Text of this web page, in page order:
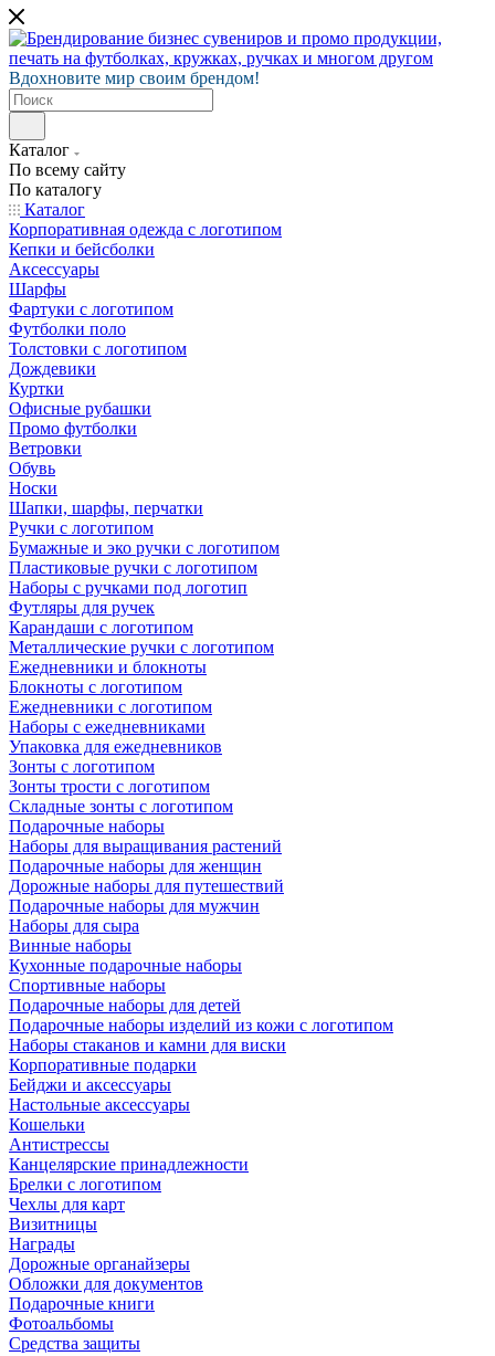
Вдохновите мир своим брендом!
Каталог
По всему сайту
По каталогу
Каталог
Корпоративная одежда с логотипом
Кепки и бейсболки
Аксессуары
Шарфы
Фартуки с логотипом
Футболки поло
Толстовки с логотипом
Дождевики
Куртки
Офисные рубашки
Промо футболки
Ветровки
Обувь
Носки
Шапки, шарфы, перчатки
Ручки с логотипом
Бумажные и эко ручки с логотипом
Пластиковые ручки с логотипом
Наборы с ручками под логотип
Футляры для ручек
Карандаши с логотипом
Металлические ручки с логотипом
Ежедневники и блокноты
Блокноты с логотипом
Ежедневники с логотипом
Наборы с ежедневниками
Упаковка для ежедневников
Зонты с логотипом
Зонты трости с логотипом
Складные зонты с логотипом
Подарочные наборы
Наборы для выращивания растений
Подарочные наборы для женщин
Дорожные наборы для путешествий
Подарочные наборы для мужчин
Наборы для сыра
Винные наборы
Кухонные подарочные наборы
Спортивные наборы
Подарочные наборы для детей
Подарочные наборы изделий из кожи с логотипом
Наборы стаканов и камни для виски
Корпоративные подарки
Бейджи и аксессуары
Настольные аксессуары
Кошельки
Антистрессы
Канцелярские принадлежности
Брелки с логотипом
Чехлы для карт
Визитницы
Награды
Дорожные органайзеры
Обложки для документов
Подарочные книги
Фотоальбомы
Средства защиты